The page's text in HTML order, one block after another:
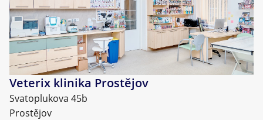
uzavřete. Minimální trvanlivost do data uvedeného
na obalu.
Veterix klinika Prostějov
Svatoplukova 45b
Prostějov